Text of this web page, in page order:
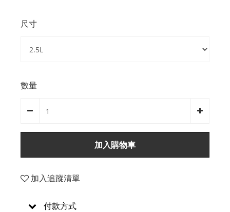
尺寸
數量
加入購物車
加入追蹤清單
付款方式